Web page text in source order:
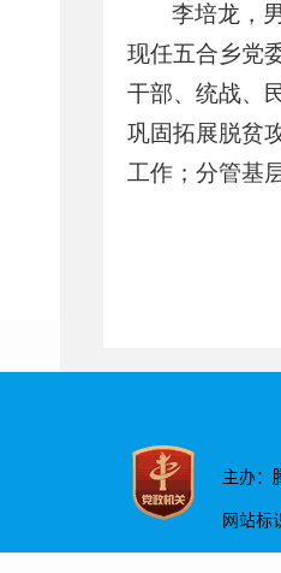
李培龙，
现任五合乡党
干部、统战、
巩固拓展脱贫
工作；分管基